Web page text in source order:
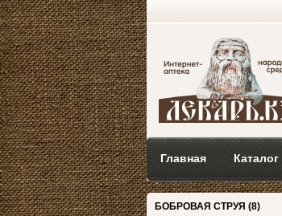
Главная Каталог
БОБРОВАЯ СТРУЯ (8)